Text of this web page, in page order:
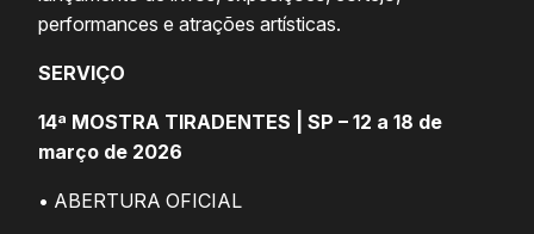
performances e atrações artísticas.
SERVIÇO
14ª MOSTRA TIRADENTES | SP – 12 a 18 de
março de 2026
• ABERTURA OFICIAL